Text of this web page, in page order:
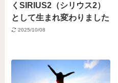
くSIRIUS2（シリウス2）
として生まれ変わりました
2025/10/08